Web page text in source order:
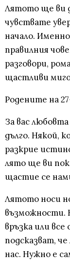
Лятото ще ви
чувствате
начало.
правилния
разговори,
щастливи
Родените на
За вас
дълго. Някой,
разкрие
лято ще ви
щастие се
Лятото носи
възможности.
връзка или
подсказват,
нас. Нужно е